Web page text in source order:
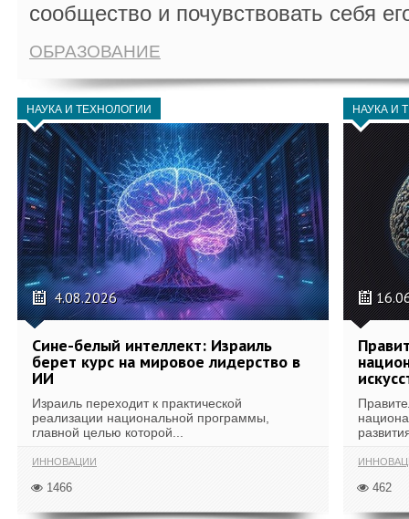
сообщество и почувствовать себя
ОБРАЗОВАНИЕ
НАУКА И ТЕХНОЛОГИИ
4.08.2026
Сине-белый интеллект: Израиль
берет курс на мировое лидерство в
ИИ
Израиль переходит к практической
реализации национальной программы,
главной целью которой...
ИННОВАЦИИ
1466
НАУКА И
462